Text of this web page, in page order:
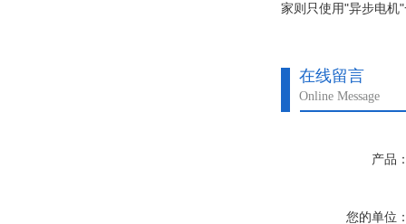
家则只使用"异步电机
在线留言
Online Message
产品
您的单位